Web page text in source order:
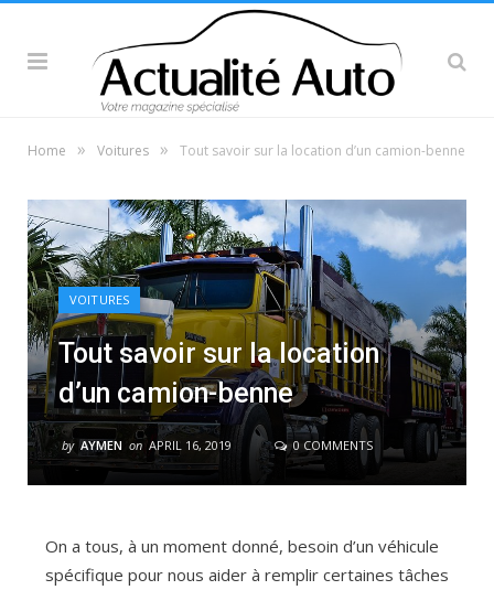
Home » Voitures » Tout savoir sur la location d’un camion-benne
VOITURES
Tout savoir sur la location
d’un camion-benne
by AYMEN on APRIL 16, 2019 0 COMMENTS
On a tous, à un moment donné, besoin d’un véhicule
spécifique pour nous aider à remplir certaines tâches